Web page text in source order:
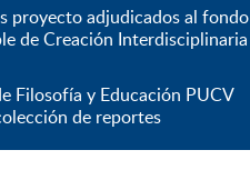
proyecto adjudicados al fondo
de Creación Interdisciplinaria
Filosofía y Educación PUCV
de reportes